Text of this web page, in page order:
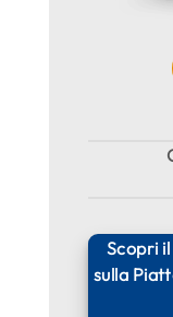
Scopri
sulla